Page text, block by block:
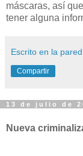
máscaras, así
tener alguna
Escrito en la pared
Compartir
13 de julio de
Nueva